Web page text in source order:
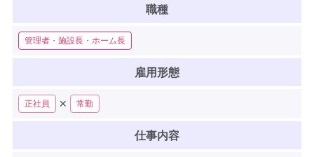
職種
管理者・施設長・ホーム長
雇用形態
正社員 ✕ 常勤
仕事内容